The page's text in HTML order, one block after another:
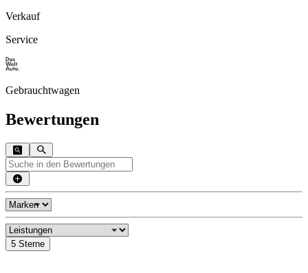
Verkauf
Service
Gebrauchtwagen
Bewertungen
5 Sterne